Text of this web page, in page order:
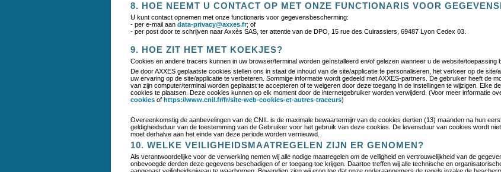
8. HOE NEEMT U CONTACT OP MET ONZE FUNCTIONARIS VOOR
U kunt contact opnemen met onze functionaris voor gegevensbescherming:
- per e-mail aan data-privacy@axxes.fr; of
- per post door te schrijven naar Axxès SAS, ter attentie van de DPO, 15 rue des Cuirassiers, 69487 Lyon Cedex 03.
9. HOE ZIT HET MET KOEKJES?
Cookies en andere tracers kunnen in uw browser/terminal worden geïnstalleerd en/of gelezen wanneer u de website/toepassing
De door AXXES geplaatste cookies stellen ons in staat de inhoud van de site/applicatie te personaliseren, het verkeer op de
uw ervaring op de site/applicatie te verbeteren. Sommige informatie wordt gedeeld met AXXES-partners. De gebruiker heeft de
van zijn computer/terminal worden geplaatst te accepteren of te weigeren door deze toegang in de instellingen te wijzigen. Elke
cookies te plaatsen. Deze cookies kunnen op elk moment door de internetgebruiker worden verwijderd. (Voor meer informatie
cookies of https://www.cnil.fr/fr/site-web-cookies-et-autres-traceurs)
Overeenkomstig de aanbevelingen van de CNIL is de maximale bewaartermijn van de cookies dertien (13) maanden na hun
geldigheidsduur van de toestemming van de Gebruiker voor het gebruik van deze cookies. De levensduur van cookies wordt
moet derhalve aan het einde van deze periode worden vernieuwd.
10. WELKE VEILIGHEIDSMAATREGELEN ZIJN ER GENOMEN?
Als verantwoordelijke voor de verwerking nemen wij alle nodige maatregelen om de veiligheid en vertrouwelijkheid van de
onbevoegde derden deze gegevens beschadigen of er toegang toe krijgen. Daartoe treffen wij alle technische en